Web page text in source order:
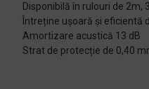
Disponibilă în rulouri de 2m,
Întreține ușoară și eficientă
Amortizare acustică 13 dB
Strat de protecție de 0,40